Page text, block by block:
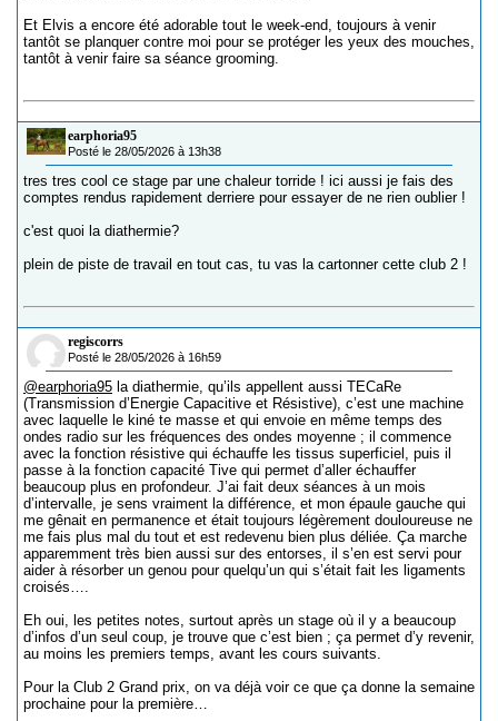
Et Elvis a encore été adorable tout le week-end, toujours à venir
tantôt se planquer contre moi pour se protéger les yeux des mouches,
tantôt à venir faire sa séance grooming.
earphoria95
Posté le 28/05/2026 à 13h38
tres tres cool ce stage par une chaleur torride ! ici aussi je fais des
comptes rendus rapidement derriere pour essayer de ne rien oublier !
c'est quoi la diathermie?
plein de piste de travail en tout cas, tu vas la cartonner cette club 2 !
regiscorrs
Posté le 28/05/2026 à 16h59
@earphoria95 la diathermie, qu’ils appellent aussi TECaRe
(Transmission d’Energie Capacitive et Résistive), c’est une machine
avec laquelle le kiné te masse et qui envoie en même temps des
ondes radio sur les fréquences des ondes moyenne ; il commence
avec la fonction résistive qui échauffe les tissus superficiel, puis il
passe à la fonction capacité Tive qui permet d’aller échauffer
beaucoup plus en profondeur. J’ai fait deux séances à un mois
d’intervalle, je sens vraiment la différence, et mon épaule gauche qui
me gênait en permanence et était toujours légèrement douloureuse ne
me fais plus mal du tout et est redevenu bien plus déliée. Ça marche
apparemment très bien aussi sur des entorses, il s’en est servi pour
aider à résorber un genou pour quelqu’un qui s’était fait les ligaments
croisés….
Eh oui, les petites notes, surtout après un stage où il y a beaucoup
d’infos d’un seul coup, je trouve que c’est bien ; ça permet d’y revenir,
au moins les premiers temps, avant les cours suivants.
Pour la Club 2 Grand prix, on va déjà voir ce que ça donne la semaine
prochaine pour la première…